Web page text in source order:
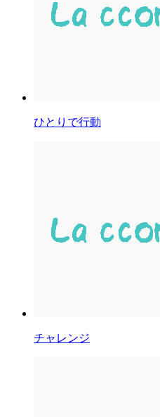
ひとりで行動
チャレンジ